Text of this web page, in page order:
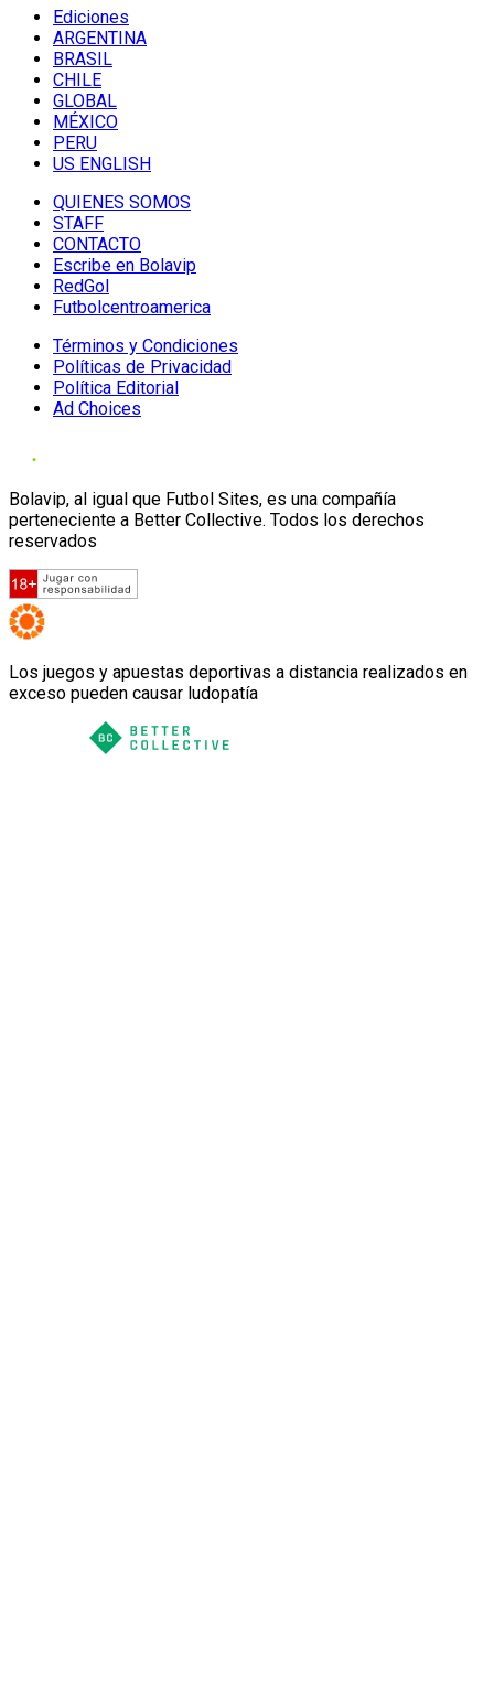
Ediciones
ARGENTINA
BRASIL
CHILE
GLOBAL
MÉXICO
PERU
US ENGLISH
QUIENES SOMOS
STAFF
CONTACTO
Escribe en Bolavip
RedGol
Futbolcentroamerica
Términos y Condiciones
Políticas de Privacidad
Política Editorial
Ad Choices
Bolavip, al igual que Futbol Sites, es una compañía
perteneciente a Better Collective. Todos los derechos
reservados
Los juegos y apuestas deportivas a distancia realizados en
exceso pueden causar ludopatía